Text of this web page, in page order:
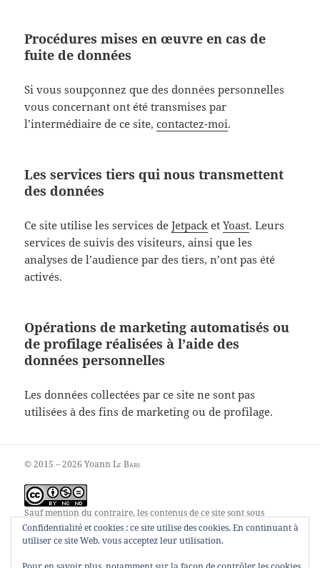
Procédures mises en œuvre en cas de
fuite de données
Si vous soupçonnez que des données personnelles
vous concernant ont été transmises par
l’intermédiaire de ce site,contactez-moi.
Les services tiers qui nous transmettent
des données
Ce site utilise les services deJetpack etYoast. Leurs
services de suivis des visiteurs, ainsi que les
analyses de l’audience par des tiers, n’ont pas été
activés.
Opérations de marketing automatisés ou
de profilage réalisées à l’aide des
données personnelles
Les données collectées par ce site ne sont pas
utilisées à des fins de marketing ou de profilage.
© 2015 – 2026 YoannLe Bars
Sauf mention du contraire, les contenus de ce site sont sous
contratCreative Commons Attribution – Pas d’utilisation
commerciale – Pas de modification 4.0 internationale
Confidentialité et cookies : ce site utilise des cookies. En continuant à
utiliser ce site Web, vous acceptez leur utilisation.